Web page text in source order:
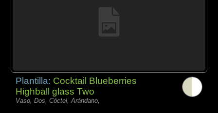
Plantilla: Cocktail Blueberries
Highball glass Two
Vaso, Dos, Cóctel, Arándano,